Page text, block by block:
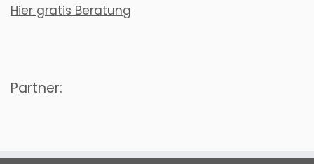
Hier gratis Beratung
Partner: